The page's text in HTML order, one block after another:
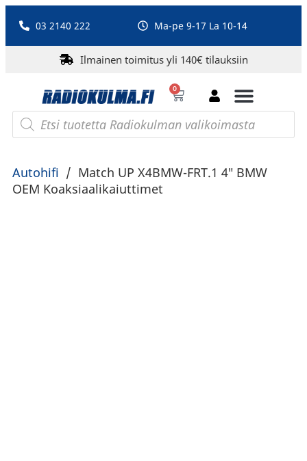
03 2140 222 Ma-pe 9-17 La 10-14
Ilmainen toimitus yli 140€ tilauksiin
0
Autohifi / Match UP X4BMW-FRT.1 4″ BMW
OEM Koaksiaalikaiuttimet